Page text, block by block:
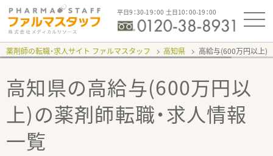
平日9：30-19：00 土日10：00-19：00
薬剤師の転職・求人サイト ファルマスタッフ 高知県 高給与(600万円以上)
高知県の高給与(600万円以
上)の薬剤師転職・求人情報
一覧